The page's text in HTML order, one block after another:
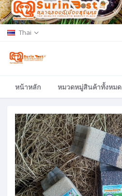
Thai
หน้าหลัก หมวดหมู่สินค้าทั้งหมด